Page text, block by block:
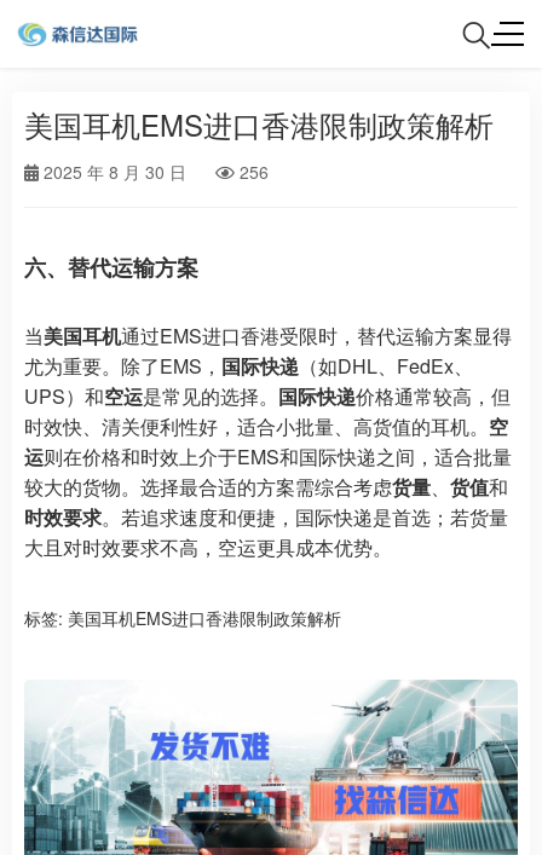
美国耳机EMS进口香港限制政策解析
2025 年 8 月 30 日 256
六、替代运输方案
当美国耳机通过EMS进口香港受限时，替代运输方案显得
尤为重要。除了EMS， 国际快递 （如DHL、FedEx、
UPS）和空运是常见的选择。 国际快递价格通常较高，但
时效快、清关便利性好，适合小批量、高货值的耳机。 空
运则在价格和时效上介于EMS和国际快递之间，适合批量
较大的货物。选择最合适的方案需综合考虑货量、 货值和
时效要求。若追求速度和便捷，国际快递是首选；若货量
大且对时效要求不高，空运更具成本优势。
标签: 美国耳机EMS进口香港限制政策解析